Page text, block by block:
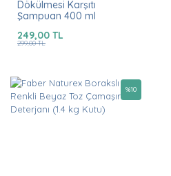
Dökülmesi Karşıtı
Şampuan 400 ml
249,00 TL
299,00 TL
%10